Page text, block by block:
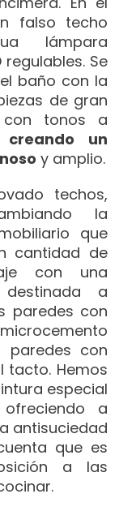
falso techo
lámpara
Se
baño con la
de gran
con tonos a
creando un
y amplio.
techos,
la
que
cantidad de
con una
destinada a
paredes con
paredes con
tacto. Hemos
especial
a
antisuciedad
que es
a las